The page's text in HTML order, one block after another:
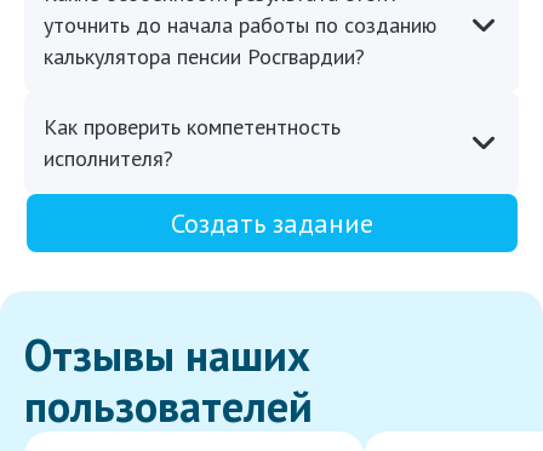
уточнить до начала работы по созданию
калькулятора пенсии Росгвардии?
Как проверить компетентность
исполнителя?
Создать задание
Отзывы наших
пользователей